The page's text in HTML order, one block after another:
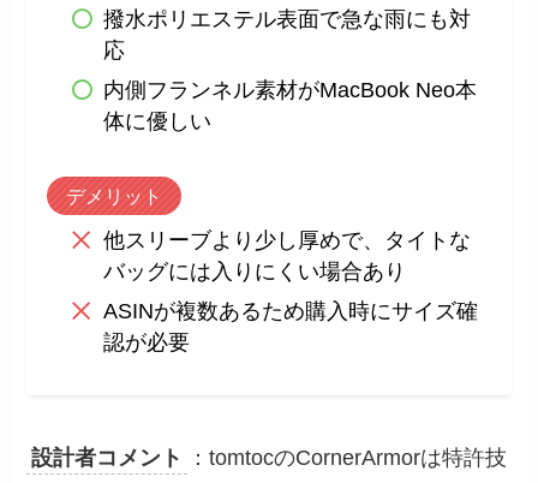
撥水ポリエステル表面で急な雨にも対
応
内側フランネル素材がMacBook Neo本
体に優しい
デメリット
他スリーブより少し厚めで、タイトな
バッグには入りにくい場合あり
ASINが複数あるため購入時にサイズ確
認が必要
設計者コメント
：tomtocのCornerArmorは特許技